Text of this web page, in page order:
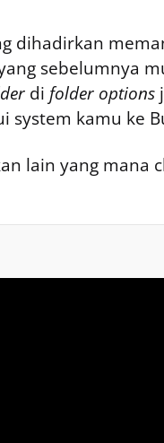
dihadirkan
sebelumnya
di folder options
system kamu ke
lain yang mana